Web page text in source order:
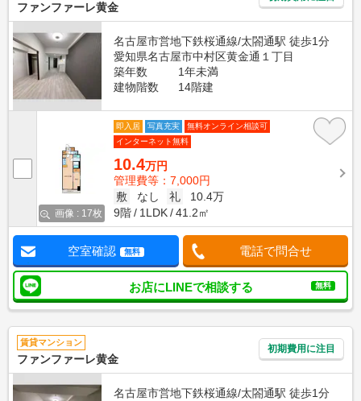
ファンファーレ黄金
名古屋市営地下鉄桜通線/太閤通駅 徒歩1分
愛知県名古屋市中村区黄金通１丁目
築年数
1年未満
建物階数
14階建
画像 : 17枚
即入居 写真充実
無料オンライン相談可
インターネット無料
10.4万円
管理費等：7,000円
敷
なし 礼
10.4万
9階
1LDK 41.2㎡
空室確認 無料 電話で問合せ
お店にLINEで相談する 無料
賃貸マンション
ファンファーレ黄金
初期費用に注目
名古屋市営地下鉄桜通線/太閤通駅 徒歩1分